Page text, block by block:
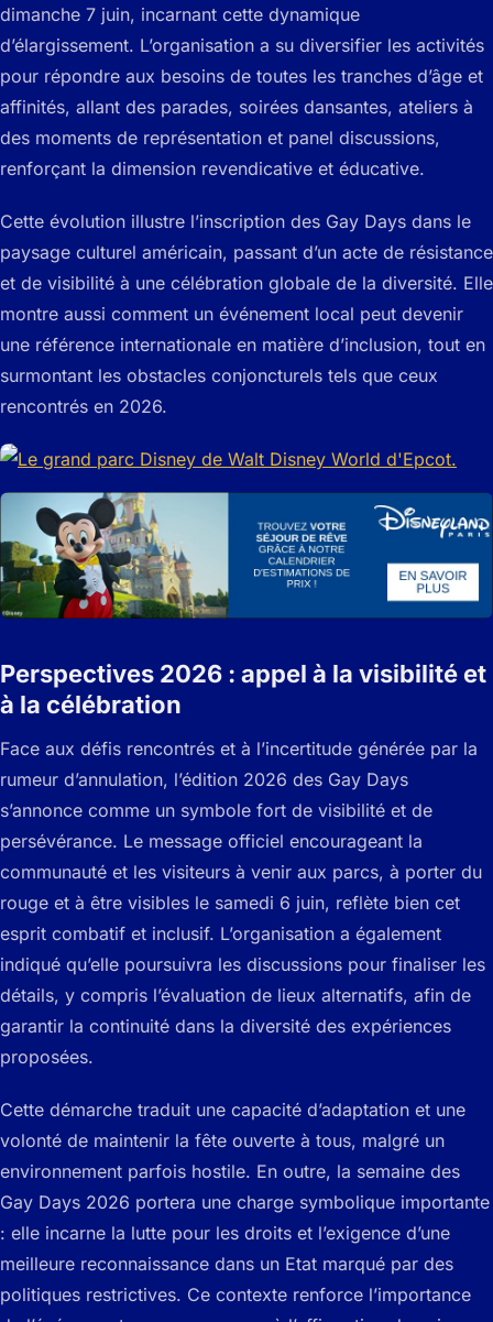
dimanche 7 juin, incarnant cette dynamique
d’élargissement. L’organisation a su diversifier les activités
pour répondre aux besoins de toutes les tranches d’âge et
affinités, allant des parades, soirées dansantes, ateliers à
des moments de représentation et panel discussions,
renforçant la dimension revendicative et éducative.
Cette évolution illustre l’inscription des Gay Days dans le
paysage culturel américain, passant d’un acte de résistance
et de visibilité à une célébration globale de la diversité. Elle
montre aussi comment un événement local peut devenir
une référence internationale en matière d’inclusion, tout en
surmontant les obstacles conjoncturels tels que ceux
rencontrés en 2026.
Perspectives 2026 : appel à la visibilité et
à la célébration
Face aux défis rencontrés et à l’incertitude générée par la
rumeur d’annulation, l’édition 2026 des Gay Days
s’annonce comme un symbole fort de visibilité et de
persévérance. Le message officiel encourageant la
communauté et les visiteurs à venir aux parcs, à porter du
rouge et à être visibles le samedi 6 juin, reflète bien cet
esprit combatif et inclusif. L’organisation a également
indiqué qu’elle poursuivra les discussions pour finaliser les
détails, y compris l’évaluation de lieux alternatifs, afin de
garantir la continuité dans la diversité des expériences
proposées.
Cette démarche traduit une capacité d’adaptation et une
volonté de maintenir la fête ouverte à tous, malgré un
environnement parfois hostile. En outre, la semaine des
Gay Days 2026 portera une charge symbolique importante
: elle incarne la lutte pour les droits et l’exigence d’une
meilleure reconnaissance dans un Etat marqué par des
politiques restrictives. Ce contexte renforce l’importance